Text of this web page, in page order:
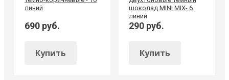
линий
690 руб.
Купить
шоколад MINI MIX- 6
линий
290 руб.
Купить